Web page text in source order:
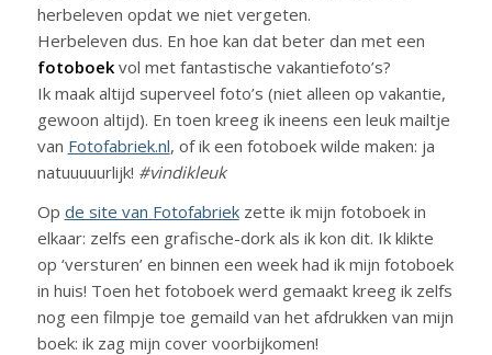
herbeleven opdat we niet vergeten.
Herbeleven dus. En hoe kan dat beter dan met een
fotoboekvol met fantastische vakantiefoto’s?
Ik maak altijd superveel foto’s (niet alleen op vakantie,
gewoon altijd). En toen kreeg ik ineens een leuk mailtje
van Fotofabriek.nl, of ik een fotoboek wilde maken: ja
natuuuuurlijk! #vindikleuk
Op de site van Fotofabriekzette ik mijn fotoboek in
elkaar: zelfs een grafische-dork als ik kon dit. Ik klikte
op ‘versturen’ en binnen een week had ik mijn fotoboek
in huis! Toen het fotoboek werd gemaakt kreeg ik zelfs
nog een filmpje toe gemaild van het afdrukken van mijn
boek: ik zag mijn cover voorbijkomen!